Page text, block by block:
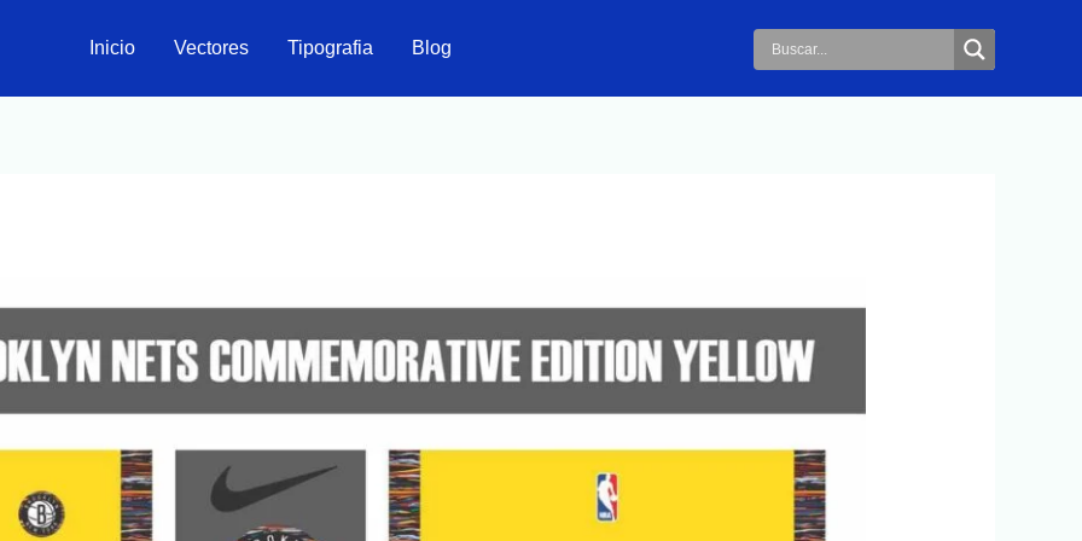
Inicio Vectores Tipografia Blog